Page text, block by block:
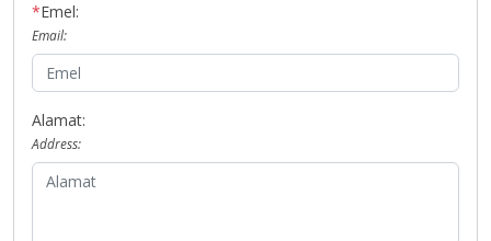
*Emel:
Email:
Alamat:
Address: